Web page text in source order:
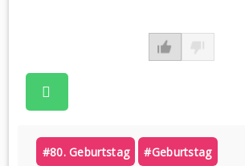
#80. Geburtstag #geburtstag